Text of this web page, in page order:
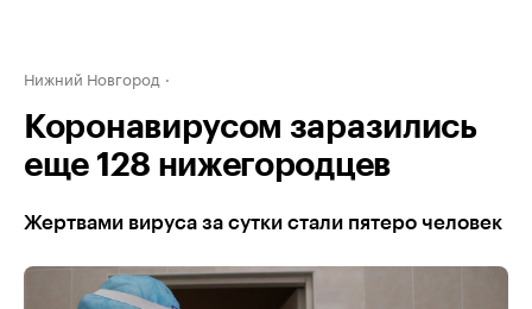
Нижний Новгород
Коронавирусом заразились
еще 128 нижегородцев
Жертвами вируса за сутки стали пятеро человек